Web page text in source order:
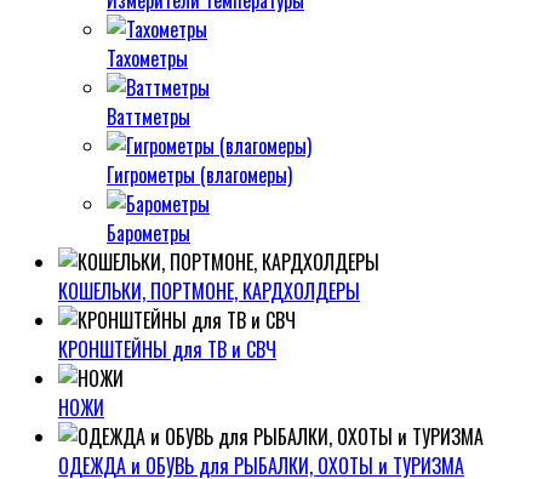
Тахометры
Ваттметры
Гигрометры (влагомеры)
Барометры
КОШЕЛЬКИ, ПОРТМОНЕ, КАРДХОЛДЕРЫ
КРОНШТЕЙНЫ для ТВ и СВЧ
НОЖИ
ОДЕЖДА и ОБУВЬ для РЫБАЛКИ, ОХОТЫ и ТУРИЗМА